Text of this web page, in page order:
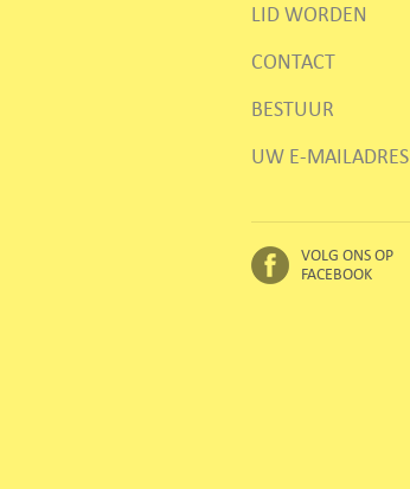
LID WORDEN
CONTACT
BESTUUR
UW E-MAILADRES
VOLG ONS OP
FACEBOOK